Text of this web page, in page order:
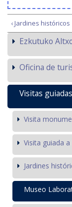
‹ Jardines históricos
Ezkutuko
Oficina de
Visitas guiadas
Visita
Visita guiada
Jardines
Museo